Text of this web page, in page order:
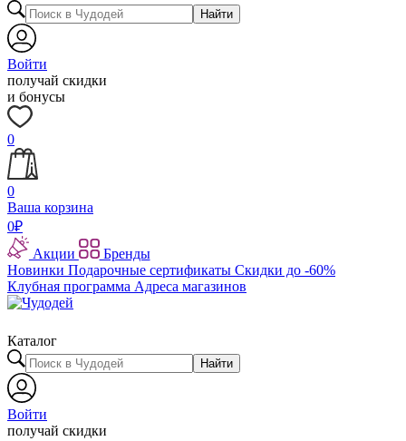
Найти
Войти
получай скидки
и бонусы
0
0
Ваша корзина
0₽
Акции
Бренды
Новинки Подарочные сертификаты Скидки до -60%
Клубная программа Адреса магазинов
Каталог
Найти
Войти
получай скидки